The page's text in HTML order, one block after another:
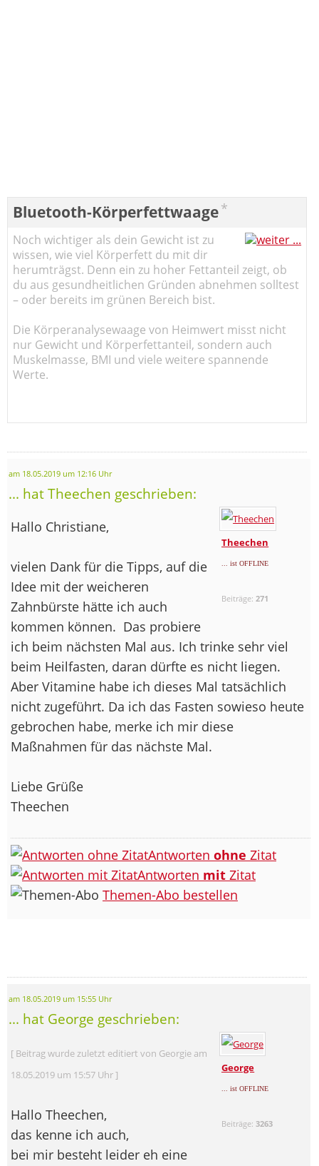
Bluetooth-Körperfettwaage*
Noch wichtiger als dein Gewicht ist zu
wissen, wie viel Körperfett du mit dir
herumträgst. Denn ein zu hoher Fettanteil zeigt, ob
du aus gesundheitlichen Gründen abnehmen solltest
– oder bereits im grünen Bereich bist.
Die Körperanalysewaage von Heimwert misst nicht
nur Gewicht und Körperfettanteil, sondern auch
Muskelmasse, BMI und viele weitere spannende
Werte.
am 18.05.2019 um 12:16 Uhr
... hat Theechen geschrieben:
Theechen
... ist OFFLINE
Beiträge: 271
Hallo Christiane,
vielen Dank für die Tipps, auf die
Idee mit der weicheren
Zahnbürste hätte ich auch
kommen können. Das probiere
ich beim nächsten Mal aus. Ich trinke sehr viel
beim Heilfasten, daran dürfte es nicht liegen.
Aber Vitamine habe ich dieses Mal tatsächlich
nicht zugeführt. Da ich das Fasten sowieso heute
gebrochen habe, merke ich mir diese
Maßnahmen für das nächste Mal.
Liebe Grüße
Theechen
Antworten ohne Zitat
Antworten mit Zitat
Themen-Abo bestellen
am 18.05.2019 um 15:55 Uhr
... hat George geschrieben:
George
... ist OFFLINE
Beiträge:3263
[ Beitrag wurde zuletzt editiert von Georgie am
18.05.2019 um 15:57 Uhr ]
Hallo Theechen,
das kenne ich auch,
bei mir besteht leider eh eine